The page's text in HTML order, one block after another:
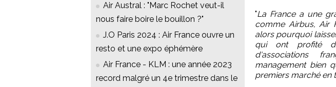
Air Austral : "Marc Rochet veut-il
nous faire boire le bouillon ?"
J.O Paris 2024 : Air France ouvre un
resto et une expo éphémère
Air France - KLM : une année 2023
record malgré un 4e trimestre dans le
"La France a une
comme Airbus, Air
alors pourquoi
qui ont profité
d'associations
management bien
premiers marché en